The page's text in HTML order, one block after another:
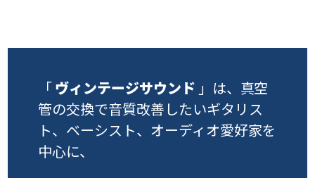
「ヴィンテージサウンド 」は、 真空
管の交換で音質改善したいギタリス
ト、ベーシスト、オーディオ愛好家を
中心に、